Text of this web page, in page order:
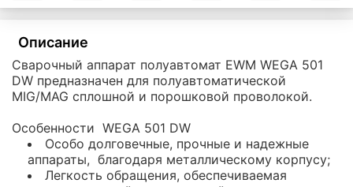
Описание
Сварочный аппарат полуавтомат EWM WEGA 501
DW предназначен для полуавтоматической
MIG/MAG сплошной и порошковой проволокой.
Особенности WEGA 501 DW
Особо долговечные, прочные и надежные
аппараты, благодаря металлическому корпусу;
Легкость обращения, обеспечиваемая